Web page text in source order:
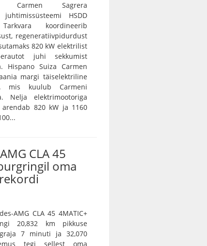
Carmen Sagrera
juhtimissüsteemi HSDD
koordineerib
regeneratiivpidurdust
820 kW elektrilist
juhi sekkumist
Hispano Suiza Carmen
margi täiselektriline
mis kuulub Carmeni
Nelja elektrimootoriga
820 kW ja 1160
CLA 45
oma
AMG CLA 45 4MATIC+
20,832 km pikkuse
7 minuti ja 32,070
tegi sellest oma